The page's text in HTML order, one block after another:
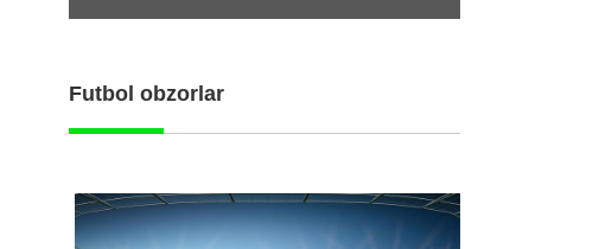
Futbol obzorlar